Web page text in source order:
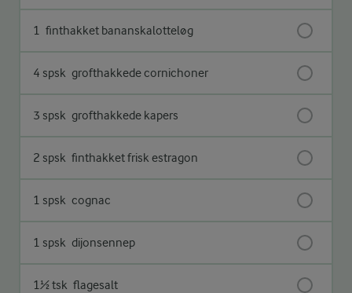
1 finthakket bananskalotteløg
4 spsk grofthakkede cornichoner
3 spsk grofthakkede kapers
2 spsk finthakket frisk estragon
1 spsk cognac
1 spsk dijonsennep
1½ tsk flagesalt